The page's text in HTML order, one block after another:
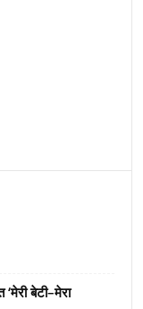
बेटी–मेरा